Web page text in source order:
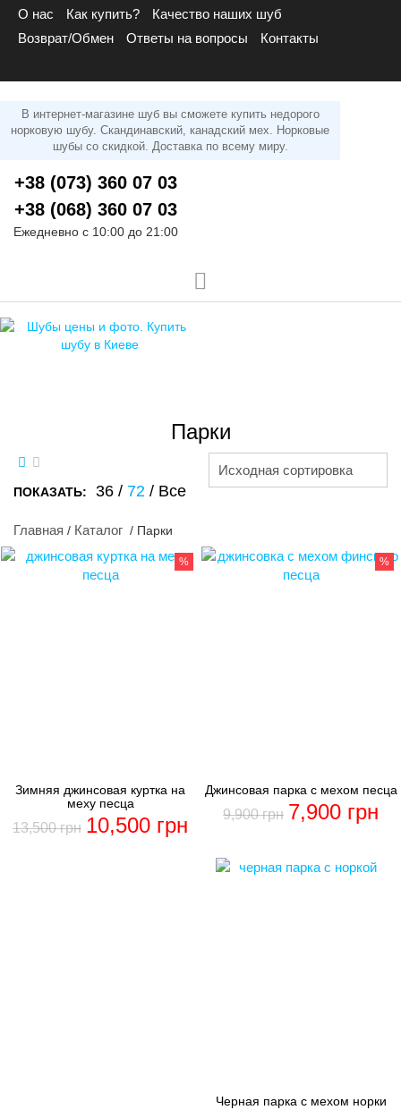
О нас Как купить?
Качество наших шуб
Возврат/Обмен
Ответы на вопросы Контакты
В интернет-магазине шуб вы сможете купить недорого
норковую шубу. Скандинавский, канадский мех. Норковые
шубы со скидкой. Доставка по всему миру.
+38 (073) 360 07 03
+38 (068) 360 07 03
Ежедневно с 10:00 до 21:00
Парки
Исходная сортировка
ПОКАЗАТЬ: 36 / 72 / Все
Главная / Каталог / Парки
%
Джинсовая парка с мехом песца
9,900грн 7,900 грн
%
Зимняя джинсовая куртка на
меху песца
13,500грн 10,500 грн
Черная парка с мехом норки